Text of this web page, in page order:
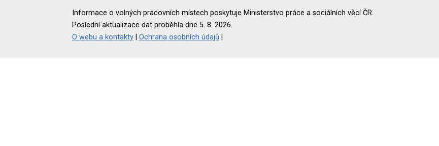
Informace o volných pracovních místech poskytuje Ministerstvo práce a sociálních věcí ČR.
Poslední aktualizace dat proběhla dne 5. 8. 2026.
O webu a kontakty
Ochrana osobních údajů